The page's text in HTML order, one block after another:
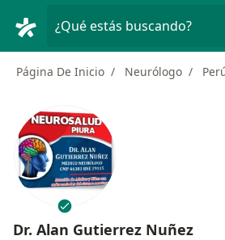
¿Qué estás buscando?
Página De Inicio Neurólogo
Dr. Alan Gutierrez Nuñez